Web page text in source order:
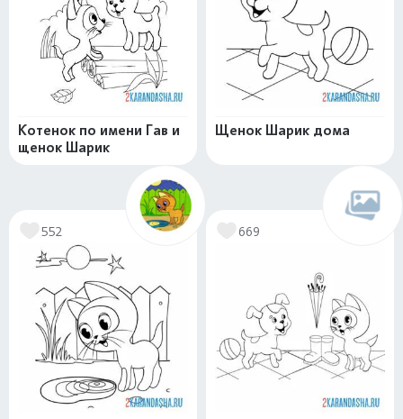
Котенок по имени Гав и
щенок Шарик
Щенок Шарик дома
552 669